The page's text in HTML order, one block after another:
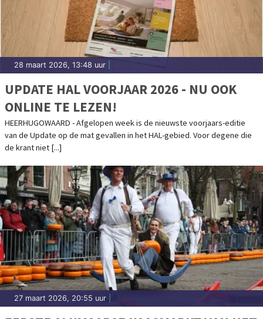
28 maart 2026, 13:48 uur
UPDATE HAL VOORJAAR 2026 - NU OOK
ONLINE TE LEZEN!
HEERHUGOWAARD - Afgelopen week is de nieuwste voorjaars-editie
van de Update op de mat gevallen in het HAL-gebied. Voor degene die
de krant niet [...]
27 maart 2026, 20:55 uur